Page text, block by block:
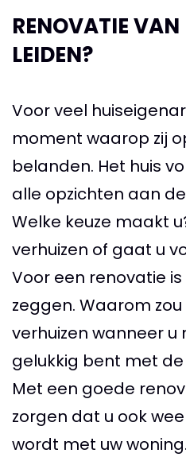
RENOVATIE
LEIDEN?
Voor veel
moment waarop zij
belanden. Het huis
alle opzichten aan
Welke keuze maakt
verhuizen of gaat u
Voor een renovatie
zeggen. Waarom
verhuizen wanneer u
gelukkig bent met
Met een goede
zorgen dat u ook
wordt met uw